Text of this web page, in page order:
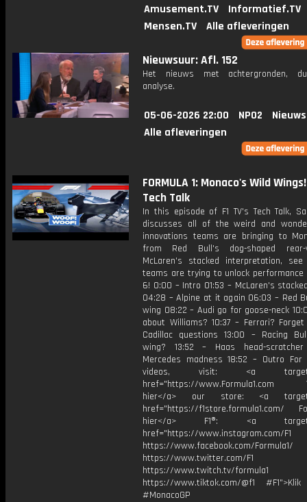
Amusement.TV
Informatief.TV
Mensen.TV
Alle afleveringen
Nieuwsuur: Afl. 152
Het nieuws met achtergronden,
analyse.
05-06-2026 22:00 NPO2
Alle afleveringen
FORMULA 1: Monaco's Wild Wings!
Tech Talk
In this episode of F1 TV's Tech Talk,
discusses all of the weird and
innovations teams are bringing to
from Red Bull's dog-shaped
McLaren's stacked interpretation,
teams are trying to unlock
6! 0:00 – Intro 01:53 – McLaren's
04:28 – Alpine at it again 06:03 – Red
wing 08:22 – Audi go for goose-neck
about Williams? 10:37 – Ferrari?
Cadillac questions 13:00 – Racing
wing? 13:52 – Haas head-
Mercedes madness 18:52 – Outro For
videos, visit: <a
href="https://www.Formula1.com
hier</a> our store: <a
href="https://f1store.formula1.com/
hier</a> F1®: <a
href="https://www.instagram.com/F1
https://www.facebook.com/Formula1/
https://www.twitter.com/F1
https://www.twitch.tv/formula1
https://www.tiktok.com/@f1
#MonacoGP